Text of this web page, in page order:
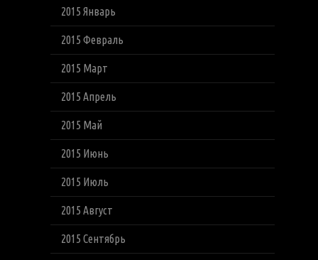
2015 Январь
2015 Февраль
2015 Март
2015 Апрель
2015 Май
2015 Июнь
2015 Июль
2015 Август
2015 Сентябрь